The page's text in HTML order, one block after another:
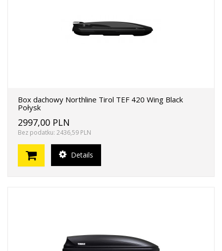
Box dachowy Northline Tirol TEF 420 Wing Black
Połysk
2997,00 PLN
Bez podatku: 2436,59 PLN
Details